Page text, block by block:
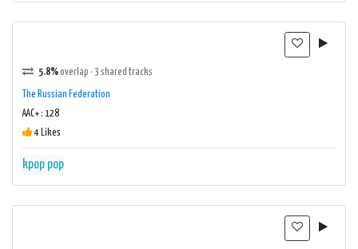
5.8%overlap · 3 shared tracks
The Russian Federation
AAC+ : 128
4 Likes
kpop pop